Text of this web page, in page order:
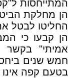
המתייחסות
החליטו לבטל
הן קבעו כי
אמיתי" בקשר
חמש שנים
בטעם קפה